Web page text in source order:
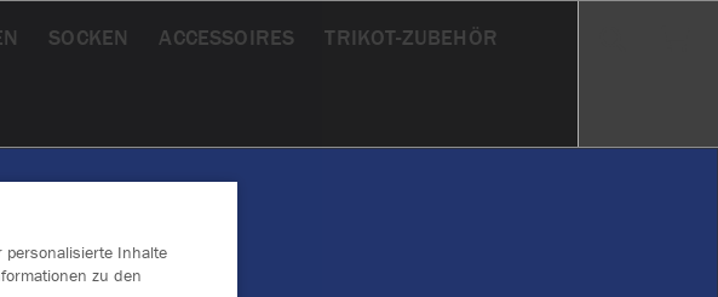
SOCKEN ACCESSOIRES TRIKOT-ZUBEHÖR
Inhalte
zu den